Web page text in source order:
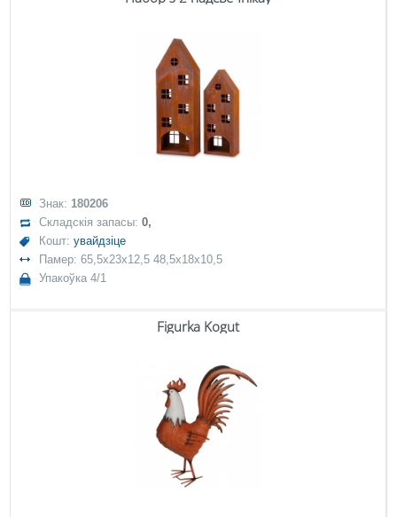
Знак: 180206
Складскія запасы:0,
Кошт:увайдзіце
Памер: 65,5x23x12,5 48,5x18x10,5
Упакоўка 4/1
Figurka Kogut